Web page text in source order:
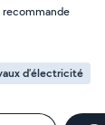
recommande
d’électricité